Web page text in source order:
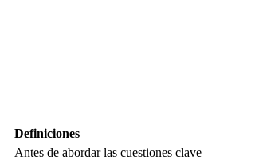
Definiciones
Antes de abordar las cuestiones clave